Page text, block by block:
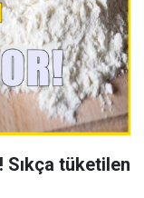
Sıkça tüketilen